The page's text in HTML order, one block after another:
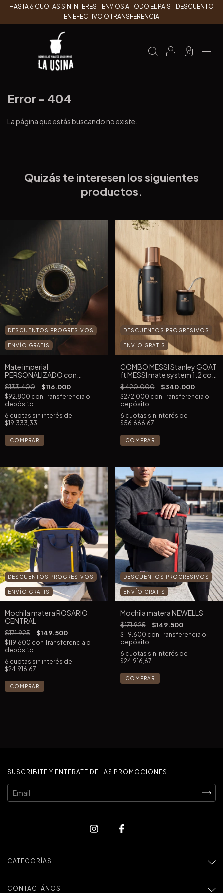
HASTA 6 CUOTAS SIN INTERES - ENVIOS A TODO EL PAIS - DESCUENTO
EN EFECTIVO O TRANSFERENCIA
0
Error - 404
La página que estás buscando no existe.
Quizás te interesen los siguientes
productos.
DESCUENTOS PROGRESIVOS
ENVÍO GRATIS
Mate imperial
PERSONALIZADO con
APLIQUES
$133.400 $116.000
$92.800 con Transferencia o
depósito
6 cuotas sin interés de
$19.333,33
COMPRAR
DESCUENTOS PROGRESIVOS
ENVÍO GRATIS
COMBO MESSI Stanley GOAT
ft MESSI mate system 1.2 con
bombilla de regalo
$420.000 $340.000
$272.000 con Transferencia o
depósito
6 cuotas sin interés de
$56.666,67
DESCUENTOS PROGRESIVOS
ENVÍO GRATIS
Mochila matera ROSARIO
CENTRAL
$171.925 $149.500
$119.600 con Transferencia o
depósito
6 cuotas sin interés de
$24.916,67
DESCUENTOS PROGRESIVOS
ENVÍO GRATIS
Mochila matera NEWELLS
$171.925 $149.500
$119.600 con Transferencia o
depósito
6 cuotas sin interés de
$24.916,67
SUSCRIBITE Y ENTERATE DE LAS PROMOCIONES!
CATEGORÍAS
CONTACTÁNOS